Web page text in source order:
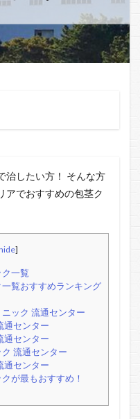
治したい方！ そんな方
アでおすすめの包茎ク
]
一覧
覧おすすめランキング
ック 流通センター
センター
センター
流通センター
センター
が最もおすすめ！